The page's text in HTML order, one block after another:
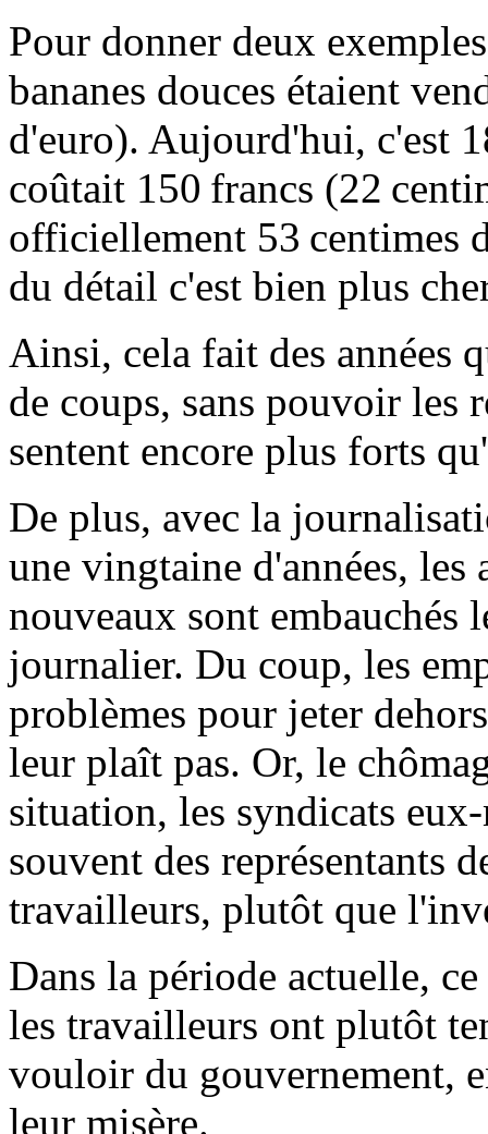
Pour donner deux
bananes douces étaient
d'euro). Aujourd'hui, c'est
coûtait 150 francs (22
officiellement 53 centimes
du détail c'est bien plus
Ainsi, cela fait des années
de coups, sans pouvoir les
sentent encore plus forts
De plus, avec la
une vingtaine d'années, les
nouveaux sont embauchés
journalier. Du coup, les
problèmes pour jeter
leur plaît pas. Or, le
situation, les syndicats
souvent des représentants
travailleurs, plutôt que
Dans la période actuelle,
les travailleurs ont plutôt
vouloir du gouvernement,
leur misère.